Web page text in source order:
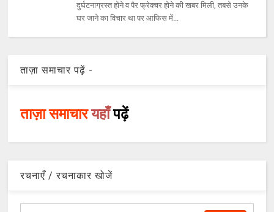
दुर्घटनाग्रस्त होने व पैर फ्रेक्चर होने की खबर मिली, तबसे उनके
घर जाने का विचार था पर आफिस में...
ताज़ा समाचार पढ़ें -
ताज़ा समाचारयहाँपढ़ें
रचनाएँ / रचनाकार खोजें